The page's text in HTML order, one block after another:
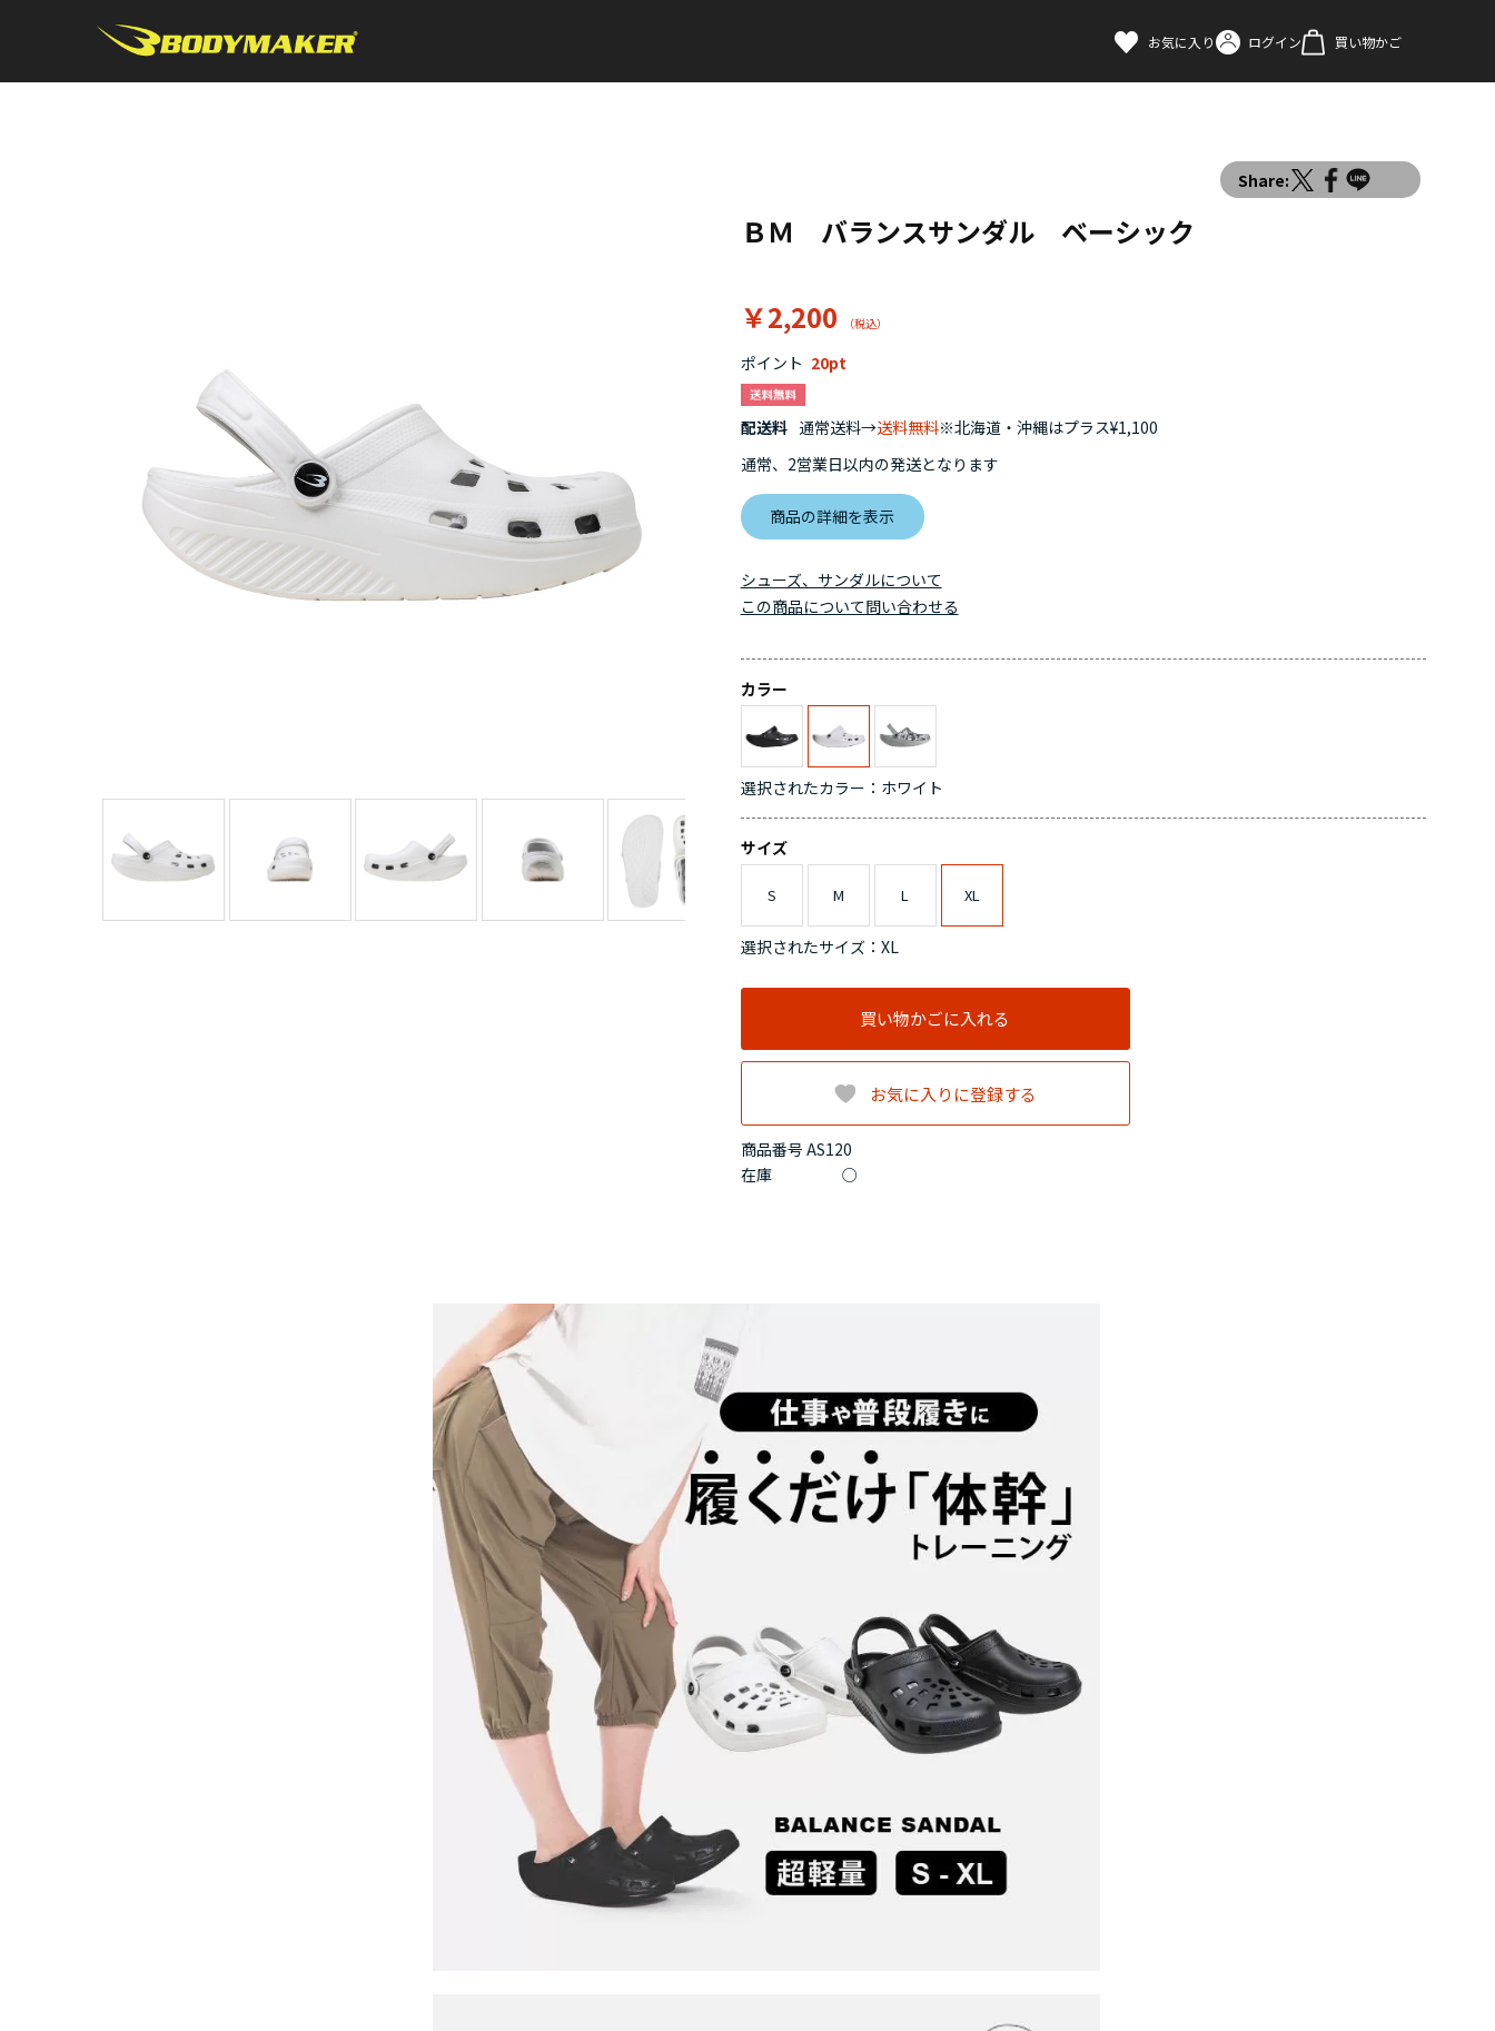
お気に入り ログイン 買い物かご
Share:
ＢＭ バランスサンダル ベーシック
￥2,200
商品番号 AS120
ポイント 20
在庫 ○
配送料 通常送料→送料無料※北海道・沖縄はプラス¥1,100
通常、2営業日以内の発送となります
商品の詳細を表示
シューズ、サンダルについて
カラー
選択されたカラー：ホワイト
サイズ
S M L XL
選択されたサイズ：XL
買い物かごに入れる
お気に入りに登録する
この商品について問い合わせる